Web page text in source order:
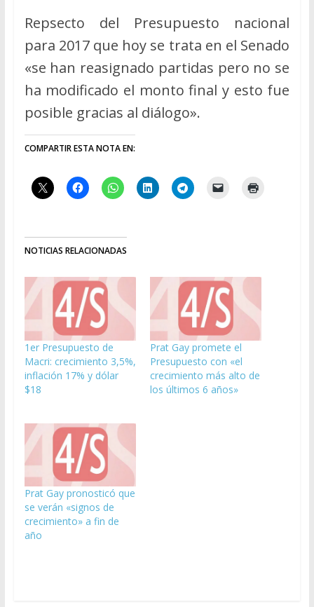
Repsecto del Presupuesto nacional
para 2017 que hoy se trata en el Senado
«se han reasignado partidas pero no se
ha modificado el monto final y esto fue
posible gracias al diálogo».
COMPARTIR ESTA NOTA EN:
NOTICIAS RELACIONADAS
1er Presupuesto de
Macri: crecimiento 3,5%,
inflación 17% y dólar
$18
Prat Gay promete el
Presupuesto con «el
crecimiento más alto de
los últimos 6 años»
Prat Gay pronosticó que
se verán «signos de
crecimiento» a fin de
año